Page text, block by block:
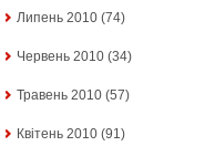
Липень 2010 (74)
Червень 2010 (34)
Травень 2010 (57)
Квітень 2010 (91)